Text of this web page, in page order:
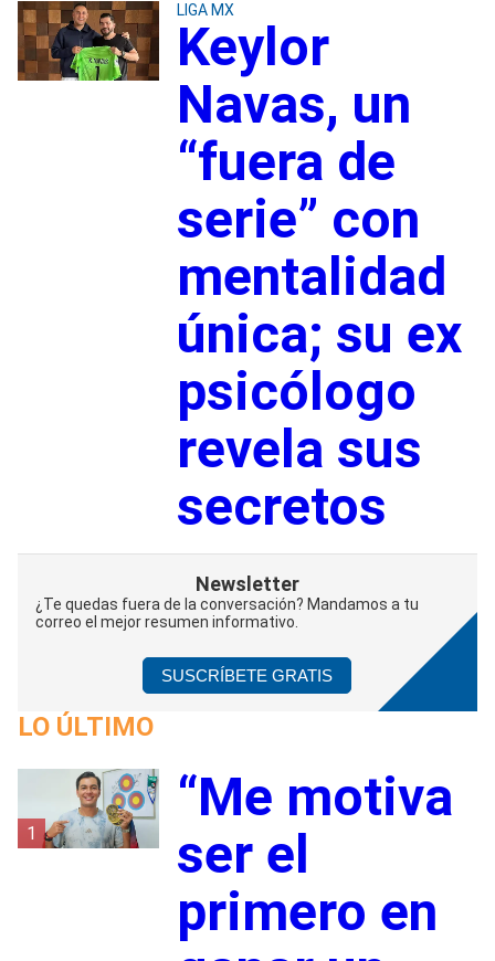
LIGA MX
Keylor
Navas, un
“fuera de
serie” con
mentalidad
única; su ex
psicólogo
revela sus
secretos
Newsletter
¿Te quedas fuera de la conversación? Mandamos a tu
correo el mejor resumen informativo.
SUSCRÍBETE GRATIS
LO ÚLTIMO
1
“Me motiva
ser el
primero en